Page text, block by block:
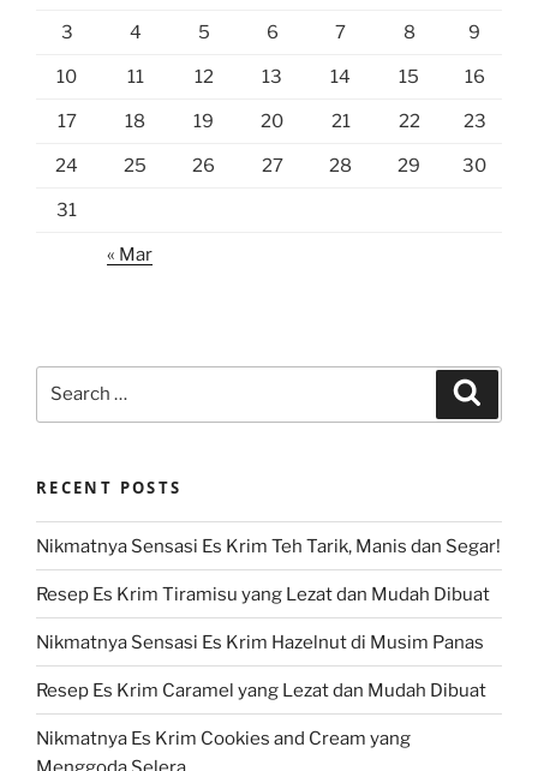
3 4 5 6 7 8 9
10 11 12 13 14 15 16
17 18 19 20 21 22 23
24 25 26 27 28 29 30
31
« Mar
RECENT POSTS
Nikmatnya Sensasi Es Krim Teh Tarik, Manis dan Segar!
Resep Es Krim Tiramisu yang Lezat dan Mudah Dibuat
Nikmatnya Sensasi Es Krim Hazelnut di Musim Panas
Resep Es Krim Caramel yang Lezat dan Mudah Dibuat
Nikmatnya Es Krim Cookies and Cream yang